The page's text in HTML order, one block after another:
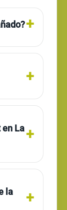
en La
la